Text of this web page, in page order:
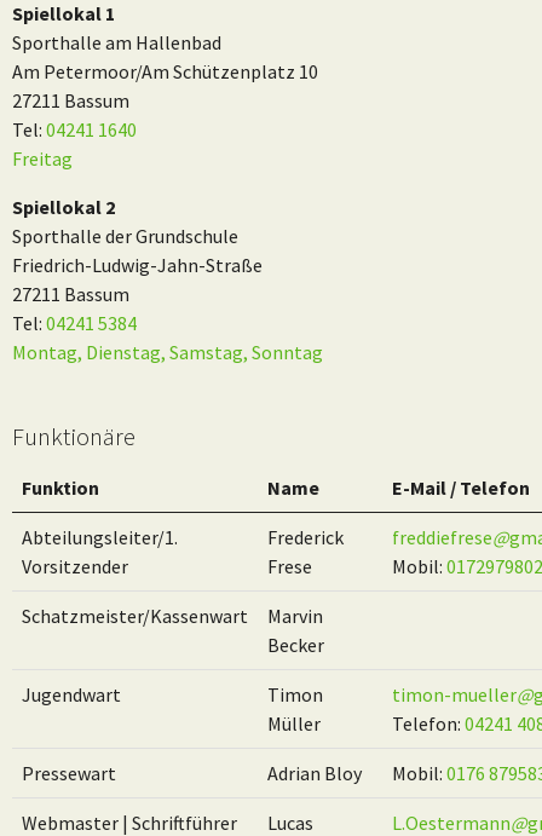
Spiellokal 1
Sporthalle am Hallenbad
Am Petermoor/Am Schützenplatz 10
27211 Bassum
Tel: 04241 1640
Freitag
Spiellokal 2
Sporthalle der Grundschule
Friedrich-Ludwig-Jahn-Straße
27211 Bassum
Tel: 04241 5384
Montag, Dienstag, Samstag, Sonntag
Funktionäre
Funktion Name E-Mail / Telefon
Abteilungsleiter/1.
Vorsitzender
Frederick
Frese
freddiefrese@
Mobil:
Schatzmeister/Kassenwart
Marvin
Becker
Jugendwart
Timon
Müller
timon-mueller@
Telefon: 04241
Pressewart Adrian Bloy Mobil: 0176
Webmaster | Schriftführer
Lucas
L.Oestermann@